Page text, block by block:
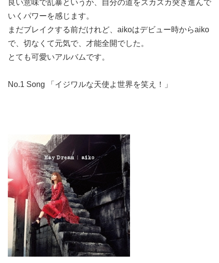
良い意味で乱暴というか、自分の道をズカズカ突き進んで
いくパワーを感じます。
まだブレイクする前だけれど、aikoはデビュー時からaiko
で、切なくて元気で、才能全開でした。
とても可愛いアルバムです。
No.1 Song 「イジワルな天使よ世界を笑え！」